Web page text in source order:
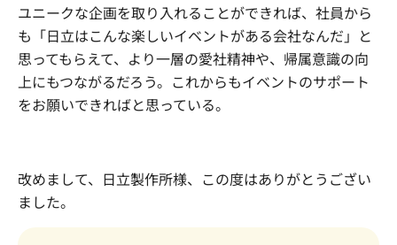
ユニークな企画を取り入れることができれば、社員から
も「日立はこんな楽しいイベントがある会社なんだ」と
思ってもらえて、より一層の愛社精神や、帰属意識の向
上にもつながるだろう。これからもイベントのサポート
をお願いできればと思っている。
改めまして、日立製作所様、この度はありがとうござい
ました。